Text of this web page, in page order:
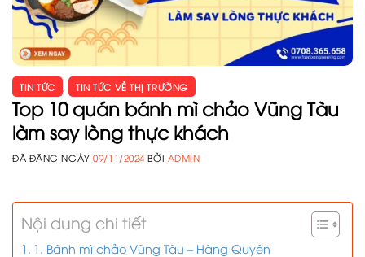
TIN TỨC , TIN TỨC VỀ THỊ TRƯỜNG
Top 10 quán bánh mì chảo Vũng Tàu
làm say lòng thực khách
ĐÃ ĐĂNG NGÀY09/11/2024 BỞI ADMIN
Nội dung chi tiết
1. Bánh mì chảo Vũng Tàu – Hàng Quyên